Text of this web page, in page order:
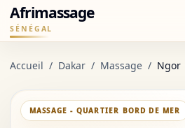
Afrimassage
SÉNÉGAL
Accueil / Dakar / Massage / Ngor
MASSAGE - QUARTIER BORD DE MER